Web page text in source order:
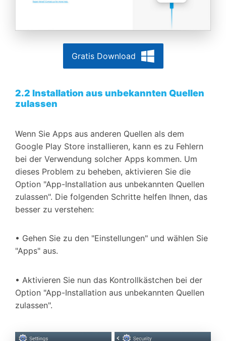
Gratis Download
2.2 Installation aus unbekannten Quellen
zulassen
Wenn Sie Apps aus anderen Quellen als dem
Google Play Store installieren, kann es zu Fehlern
bei der Verwendung solcher Apps kommen. Um
dieses Problem zu beheben, aktivieren Sie die
Option "App-Installation aus unbekannten Quellen
zulassen". Die folgenden Schritte helfen Ihnen, das
besser zu verstehen:
• Gehen Sie zu den "Einstellungen" und wählen Sie
"Apps" aus.
• Aktivieren Sie nun das Kontrollkästchen bei der
Option "App-Installation aus unbekannten Quellen
zulassen".